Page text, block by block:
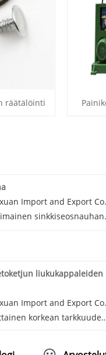
räätälöinti
Import and Export
sinkkiseosnauhan
valmistus ja
liukukappaleiden
Import and Export
korkean
asennustappien